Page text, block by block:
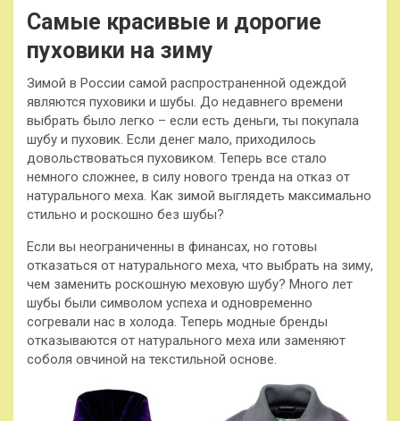
Самые красивые и дорогие
пуховики на зиму
Зимой в России самой распространенной одеждой
являются пуховики и шубы. До недавнего времени
выбрать было легко – если есть деньги, ты покупала
шубу и пуховик. Если денег мало, приходилось
довольствоваться пуховиком. Теперь все стало
немного сложнее, в силу нового тренда на отказ от
натурального меха. Как зимой выглядеть максимально
стильно и роскошно без шубы?
Если вы неограниченны в финансах, но готовы
отказаться от натурального меха, что выбрать на зиму,
чем заменить роскошную меховую шубу? Много лет
шубы были символом успеха и одновременно
согревали нас в холода. Теперь модные бренды
отказываются от натурального меха или заменяют
соболя овчиной на текстильной основе.